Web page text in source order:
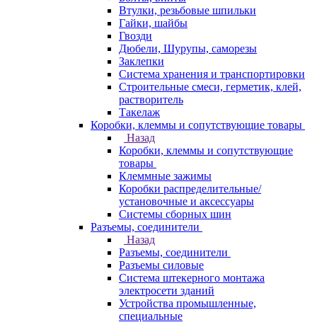
Втулки, резьбовые шпильки
Гайки, шайбы
Гвозди
Дюбели, Шурупы, саморезы
Заклепки
Система хранения и транспортировки
Строительные смеси, герметик, клей,
растворитель
Такелаж
Коробки, клеммы и сопутствующие товары
Назад
Коробки, клеммы и сопутствующие
товары
Клеммные зажимы
Коробки распределительные/
установочные и аксессуары
Системы сборных шин
Разъемы, соединители
Назад
Разъемы, соединители
Разъемы силовые
Система штекерного монтажа
электросети зданий
Устройства промышленные,
специальные